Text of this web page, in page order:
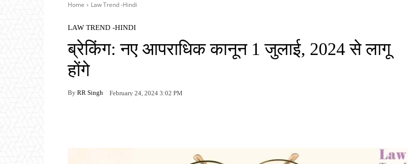
Home Law Trend -Hindi
LAW TREND -HINDI
ब्रेकिंग: नए आपराधिक कानून 1 जुलाई, 2024 से लागू
होंगे
By RR Singh February 24, 2024 3:02 PM